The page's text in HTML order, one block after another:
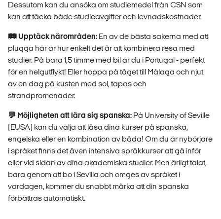
Dessutom kan du ansöka om studiemedel från CSN som
kan att täcka både studieavgifter och levnadskostnader.
🛤️ Upptäck närområden: En av de bästa sakerna med att
plugga här är hur enkelt det är att kombinera resa med
studier. På bara 1,5 timme med bil är du i Portugal - perfekt
för en helgutflykt! Eller hoppa på tåget till Málaga och njut
av en dag på kusten med sol, tapas och
strandpromenader.
💬 Möjligheten att lära sig spanska: På University of Seville
(EUSA) kan du välja att läsa dina kurser på spanska,
engelska eller en kombination av båda! Om du är nybörjare
i språket finns det även intensiva språkkurser att gå inför
eller vid sidan av dina akademiska studier. Men ärligt talat,
bara genom att bo i Sevilla och omges av språket i
vardagen, kommer du snabbt märka att din spanska
förbättras automatiskt.